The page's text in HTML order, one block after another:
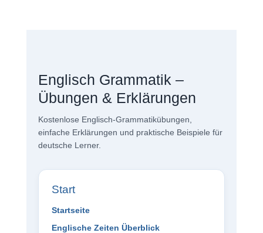
Englisch Grammatik –
Übungen & Erklärungen
Kostenlose Englisch-Grammatikübungen,
einfache Erklärungen und praktische Beispiele für
deutsche Lerner.
Start
Startseite
Englische Zeiten Überblick